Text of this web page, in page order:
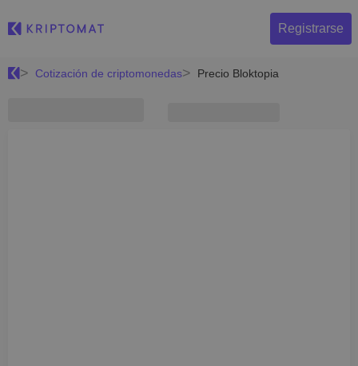
Registrarse
Cotización de criptomonedas Precio Bloktopia